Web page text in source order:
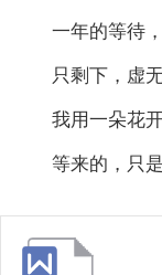
一年的等待
只剩下，虚
我用一朵花
等来的，只